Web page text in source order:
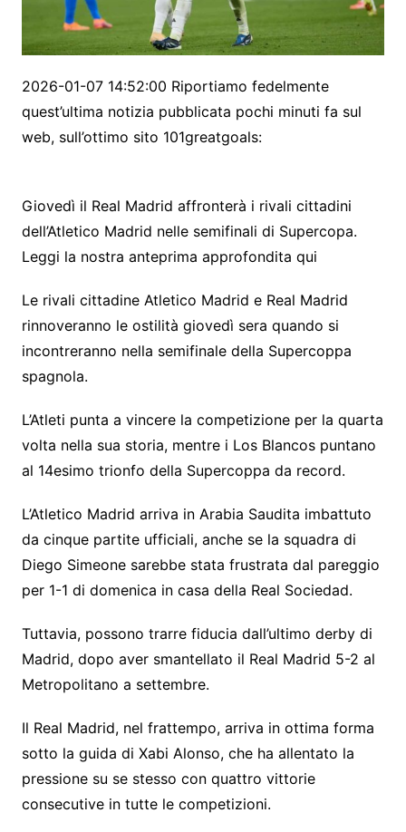
2026-01-07 14:52:00 Riportiamo fedelmente
quest’ultima notizia pubblicata pochi minuti fa sul
web, sull’ottimo sito 101greatgoals:
Giovedì il Real Madrid affronterà i rivali cittadini
dell’Atletico Madrid nelle semifinali di Supercopa.
Leggi la nostra anteprima approfondita qui
Le rivali cittadine Atletico Madrid e Real Madrid
rinnoveranno le ostilità giovedì sera quando si
incontreranno nella semifinale della Supercoppa
spagnola.
L’Atleti punta a vincere la competizione per la quarta
volta nella sua storia, mentre i Los Blancos puntano
al 14esimo trionfo della Supercoppa da record.
L’Atletico Madrid arriva in Arabia Saudita imbattuto
da cinque partite ufficiali, anche se la squadra di
Diego Simeone sarebbe stata frustrata dal pareggio
per 1-1 di domenica in casa della Real Sociedad.
Tuttavia, possono trarre fiducia dall’ultimo derby di
Madrid, dopo aver smantellato il Real Madrid 5-2 al
Metropolitano a settembre.
Il Real Madrid, nel frattempo, arriva in ottima forma
sotto la guida di Xabi Alonso, che ha allentato la
pressione su se stesso con quattro vittorie
consecutive in tutte le competizioni.